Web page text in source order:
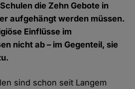
die Zehn Gebote in
aufgehängt werden müssen.
Einflüsse im
nicht ab – im Gegenteil, sie
sind schon seit Langem